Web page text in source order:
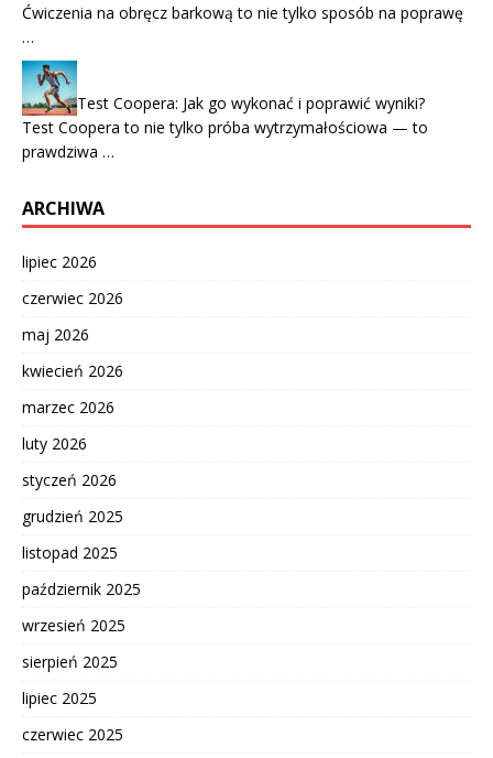
Ćwiczenia na obręcz barkową to nie tylko sposób na poprawę
…
Test Coopera: Jak go wykonać i poprawić wyniki?
Test Coopera to nie tylko próba wytrzymałościowa — to
prawdziwa …
ARCHIWA
lipiec 2026
czerwiec 2026
maj 2026
kwiecień 2026
marzec 2026
luty 2026
styczeń 2026
grudzień 2025
listopad 2025
październik 2025
wrzesień 2025
sierpień 2025
lipiec 2025
czerwiec 2025